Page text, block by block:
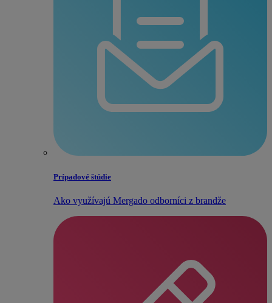
Prípadové štúdie
Ako využívajú Mergado odborníci z brandže